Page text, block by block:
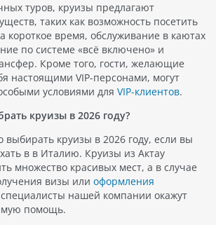
туров, круизы предлагают
таких как возможность посетить
короткое время, обслуживание в каютах
по системе «всё включено» и
Кроме того, гости, желающие
настоящими VIP-персонами, могут
условиями для VIP-клиентов.
круизы в 2026 году?
выбирать круизы в 2026 году, если вы
в в Италию. Круизы из Актау
множество красивых мест, а в случае
визы или оформления
специалисты нашей компании окажут
помощь.